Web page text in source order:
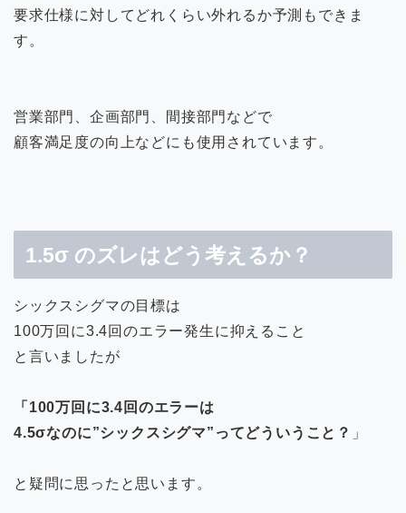
要求仕様に対してどれくらい外れるか予測もできま
す。
営業部門、企画部門、間接部門などで
顧客満足度の向上などにも使用されています。
1.5σ のズレはどう考えるか？
シックスシグマの目標は
100万回に3.4回のエラー発生に抑えること
と言いましたが
「100万回に3.4回のエラーは
4.5σなのに”シックスシグマ”ってどういうこと？ 」
と疑問に思ったと思います。